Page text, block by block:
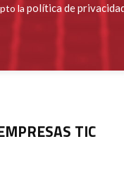
la política de
TIC